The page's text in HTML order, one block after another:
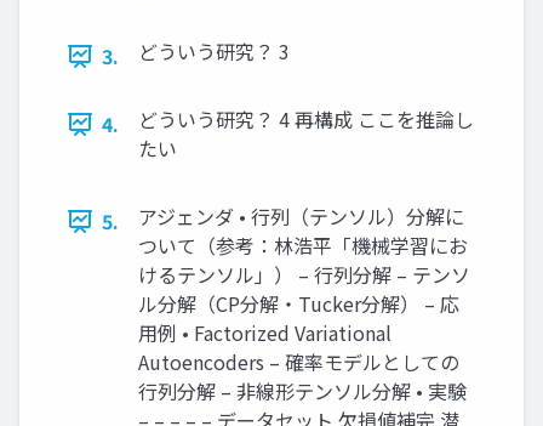
3. どういう研究？ 3
4.
どういう研究？ 4 再構成 ここを推論し
たい
5.
アジェンダ • 行列（テンソル）分解に
ついて（参考：林浩平「機械学習にお
けるテンソル」） – 行列分解 – テンソ
ル分解（CP分解・Tucker分解） – 応
用例 • Factorized Variational
Autoencoders – 確率モデルとしての
行列分解 – 非線形テンソル分解 • 実験